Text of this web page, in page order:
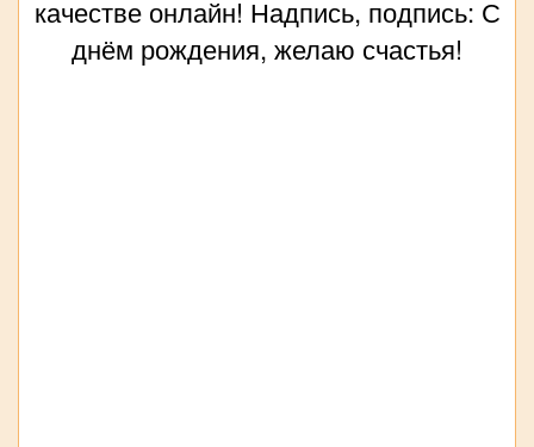
качестве онлайн! Надпись, подпись: С
днём рождения, желаю счастья!